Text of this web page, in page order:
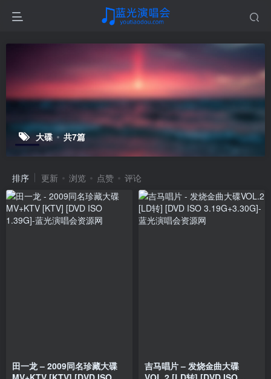
大碟 共7篇
排序 更新 浏览 点赞 评论
田一龙 – 2009同名珍藏大碟
吉马唱片 – 发烧金曲大碟